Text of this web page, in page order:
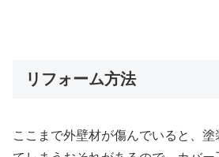
リフォーム方法
ここまで外壁材が傷んでいると、